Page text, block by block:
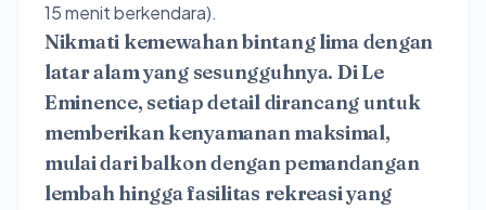
15 menit berkendara).
Nikmati kemewahan bintang lima dengan
latar alam yang sesungguhnya. Di Le
Eminence, setiap detail dirancang untuk
memberikan kenyamanan maksimal,
mulai dari balkon dengan pemandangan
lembah hingga fasilitas rekreasi yang